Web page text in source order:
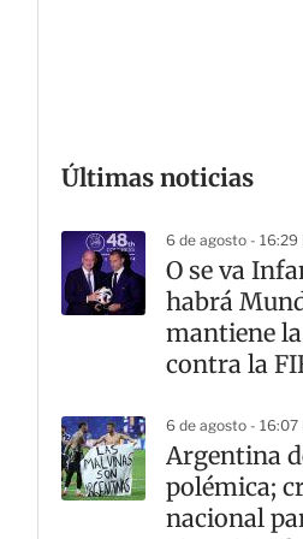
Últimas noticias
6 de agosto - 16:29
O se va
habrá
mantiene
contra la
6 de agosto - 16:07
Argentina
polémica;
nacional